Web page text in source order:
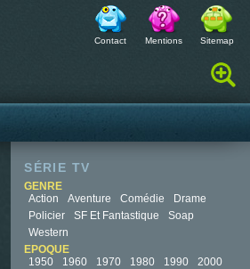
Contact Mentions Sitemap
Rechercher :
SÉRIE TV
GENRE
Action
Aventure Comédie
Drame
Policier
SF Et Fantastique
Soap
Western
EPOQUE
1950
1960 1970 1980 1990
2000